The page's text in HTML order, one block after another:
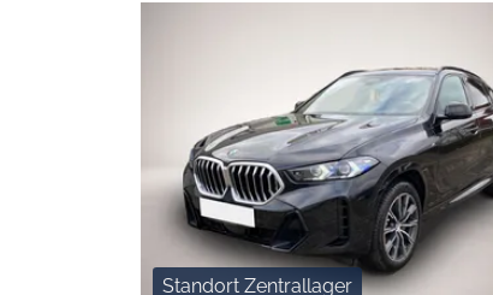
Standort Zentrallager